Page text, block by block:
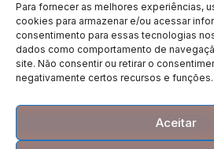
Para fornecer as melhores experiências,
cookies para armazenar e/ou acessar
consentimento para essas tecnologias
dados como comportamento de
site. Não consentir ou retirar o
negativamente certos recursos e funções.
Aceitar
Suporte, vendas e financeiro de
22h, exceto feriados nacional. Para
11 5196 6011 pelo WhatsApp no
suporte clique no botão superior